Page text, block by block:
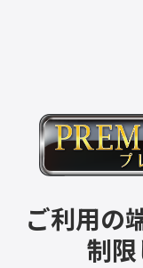
ご利用の
制限